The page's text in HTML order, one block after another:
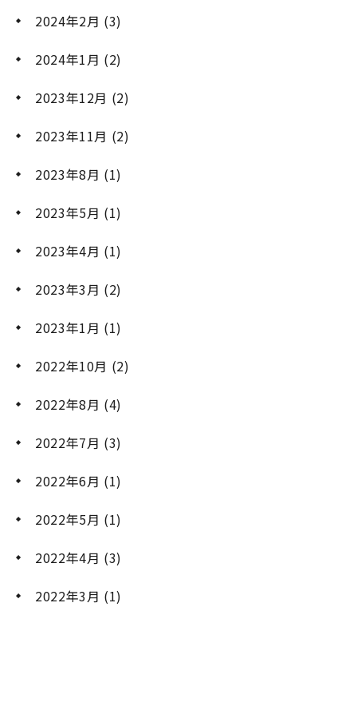
2024年2月 (3)
2024年1月 (2)
2023年12月 (2)
2023年11月 (2)
2023年8月 (1)
2023年5月 (1)
2023年4月 (1)
2023年3月 (2)
2023年1月 (1)
2022年10月 (2)
2022年8月 (4)
2022年7月 (3)
2022年6月 (1)
2022年5月 (1)
2022年4月 (3)
2022年3月 (1)